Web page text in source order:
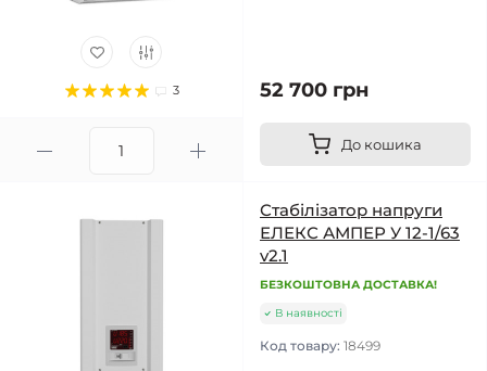
3 52 700 грн
До кошика
Стабілізатор напруги
ЕЛЕКС АМПЕР У 12-1/63
v2.1
БЕЗКОШТОВНА ДОСТАВКА!
В наявності
Код товару: 18499